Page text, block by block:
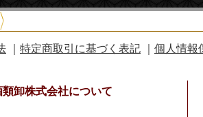
特定商取引に基づく表記 個人情報
卸株式会社について